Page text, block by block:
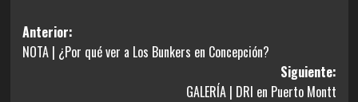
Navegación
de
Anterior:
NOTA | ¿Por qué ver a Los Bunkers en Concepción?
Siguiente:
GALERÍA | DRI en Puerto Montt